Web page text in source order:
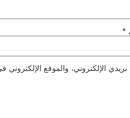
*
الإلكتروني، والموقع الإلكتروني